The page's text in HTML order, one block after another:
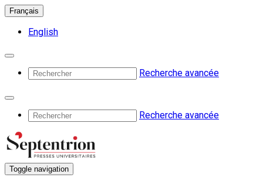
Français
English
Recherche avancée
Recherche avancée
Toggle navigation